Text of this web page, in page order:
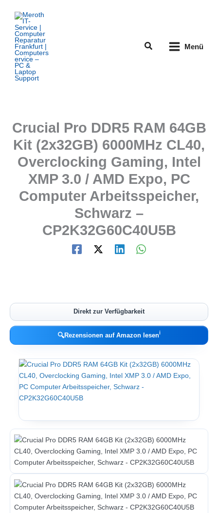
Inhalt
springen
Suchen Menü
Crucial Pro DDR5 RAM 64GB
Kit (2x32GB) 6000MHz CL40,
Overclocking Gaming, Intel
XMP 3.0 / AMD Expo, PC
Computer Arbeitsspeicher,
Schwarz –
CP2K32G60C40U5B
Direkt zur Verfügbarkeit
🔍Rezensionen auf Amazon lesenℹ︎